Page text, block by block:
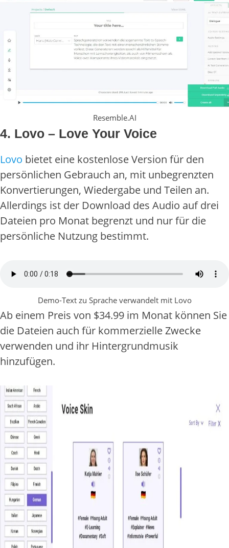
Resemble.AI
4. Lovo – Love Your Voice
Lovo bietet eine kostenlose Version für den
persönlichen Gebrauch an, mit unbegrenzten
Konvertierungen, Wiedergabe und Teilen an.
Allerdings ist der Download des Audio auf drei
Dateien pro Monat begrenzt und nur für die
persönliche Nutzung bestimmt.
Demo-Text zu Sprache verwandelt mit Lovo
Ab einem Preis von $34.99 im Monat können Sie
die Dateien auch für kommerzielle Zwecke
verwenden und ihr Hintergrundmusik
hinzufügen.